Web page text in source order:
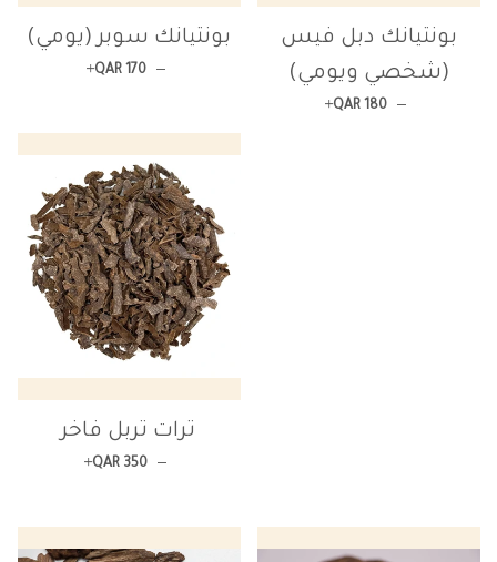
بونتيانك دبل فيس
(شخصي ويومي)
— السعر العادي
QAR 180
+
بونتيانك سوبر (يومي)
— السعر العادي
QAR 170
ترات تربل فاخر
— السعر العادي
QAR 350
+